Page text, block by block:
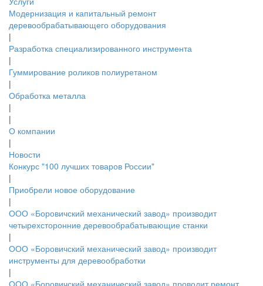
Модернизация и капитальный ремонт
деревообрабатывающего оборудования
|
Разработка специализированного инструмента
|
Гуммирование роликов полиуретаном
|
Обработка металла
|
|
О компании
|
Новости
Конкурс "100 лучших товаров России"
|
Приобрели новое оборудование
|
ООО «Боровичский механический завод» производит
четырехсторонние деревообрабатывающие станки
|
ООО «Боровичский механический завод» производит
инструменты для деревообработки
|
ООО «Боровичский механический завод» проводит ремонт